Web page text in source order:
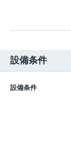
設備条件
設備条件